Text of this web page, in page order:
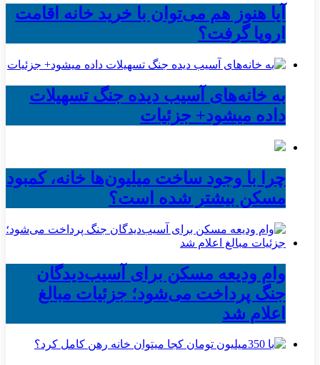
آیا هنوز هم می‌توان با خرید خانه اقامت
اروپا گرفت؟
به خانه‌های آسیب دیده جنگ تسهیلات
داده میشود+ جزئیات
چرا با وجود ساخت میلیون‌ها خانه، کمبود
مسکن بیشتر شده است؟
وام ودیعه مسکن برای آسیب‌دیدگان
جنگ پرداخت می‌شود؛ جزئیات مبالغ
اعلام شد